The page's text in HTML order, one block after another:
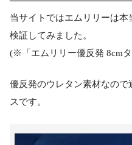
当サイトではエムリリーは
検証してみました。
(※「エムリリー優反発 8cm
優反発のウレタン素材なので
スです。